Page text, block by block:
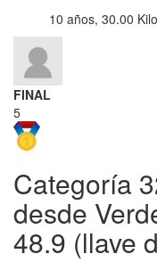
10 años, 30.00
FINAL
5
Categoría
desde
48.9 (llave